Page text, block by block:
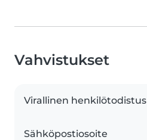
Vahvistukset
Virallinen henkilötodistus
Sähköpostiosoite